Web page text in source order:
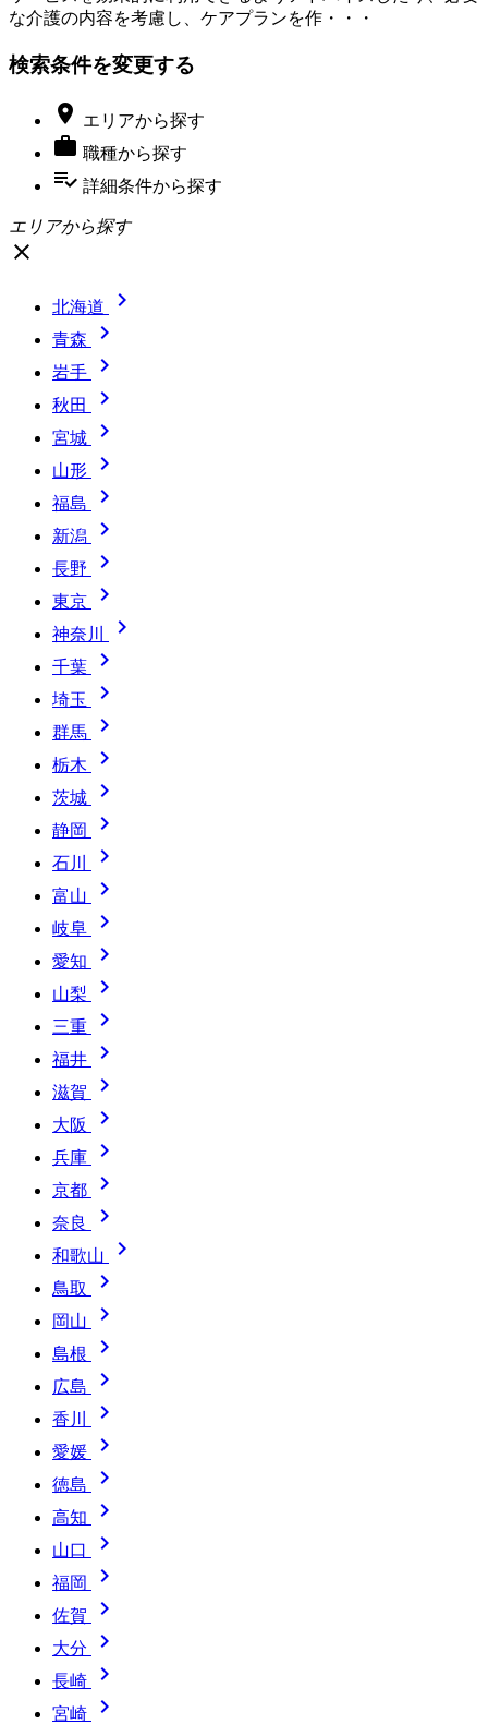
な介護の内容を考慮し、ケアプランを作・・・
検索条件を変更する
 エリアから探す
 職種から探す
playlist_add_check 詳細条件から探す
エリアから探す
close
北海道 
青森 
岩手 
秋田 
宮城 
山形 
福島 
新潟 
長野 
東京 
神奈川 
千葉 
埼玉 
群馬 
栃木 
茨城 
静岡 
石川 
富山 
岐阜 
愛知 
山梨 
三重 
福井 
滋賀 
大阪 
兵庫 
京都 
奈良 
和歌山 
鳥取 
岡山 
島根 
広島 
香川 
愛媛 
徳島 
高知 
山口 
福岡 
佐賀 
大分 
長崎 
宮崎 